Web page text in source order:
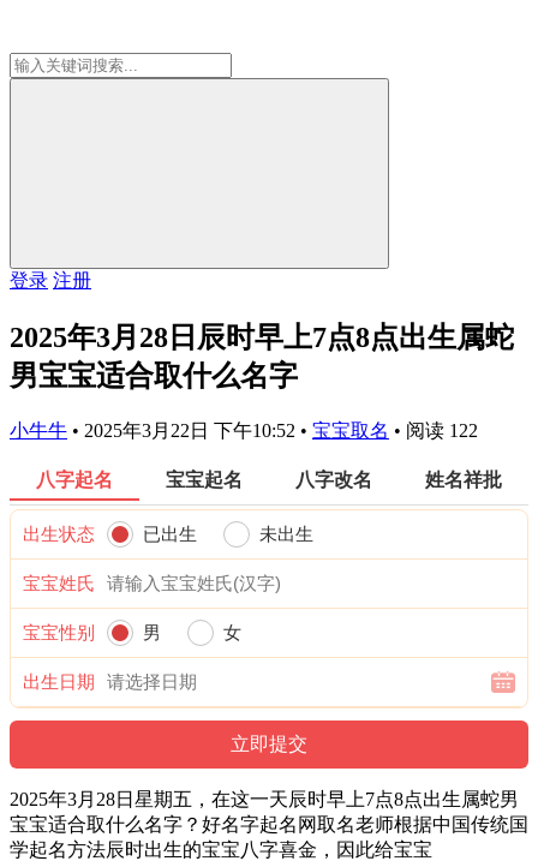
登录 注册
2025年3月28日辰时早上7点8点出生属蛇
男宝宝适合取什么名字
小牛牛 • 2025年3月22日 下午10:52 • 宝宝取名 • 阅读 122
八字起名 宝宝起名 八字改名 姓名祥批
出生状态 已出生 未出生
宝宝姓氏
宝宝性别 男 女
出生日期
2025年3月28日星期五，在这一天辰时早上7点8点出生属蛇男
宝宝适合取什么名字？好名字起名网取名老师根据中国传统国
学起名方法辰时出生的宝宝八字喜金，因此给宝宝